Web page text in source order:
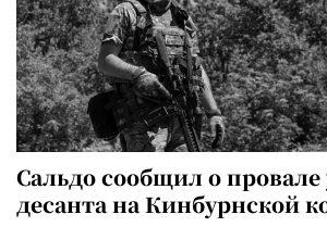
Сальдо сообщил о провале
десанта на Кинбурнской